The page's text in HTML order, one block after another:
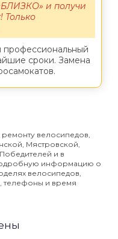
профессиональный
сроки. Замена
и получи
Только
велосипедов,
Мястровской,
и в
информацию о
велосипедов,
телефоны и время